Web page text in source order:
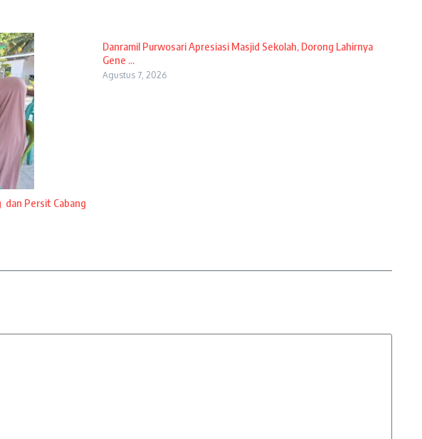
dan Persit Cabang
Danramil Purwosari Apresiasi Masjid Sekolah, Dorong Lahirnya
Gene ...
Agustus 7, 2026